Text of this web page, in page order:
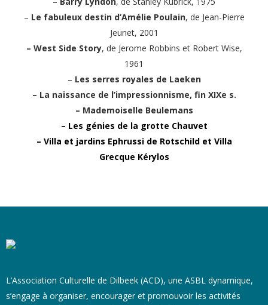
– Le fabuleux destin d’Amélie Poulain, de Jean-Pierre
Jeunet, 2001
– West Side Story, de Jerome Robbins et Robert Wise,
1961
– Les serres royales de Laeken
– La naissance de l’impressionnisme, fin XIXe s.
– Mademoiselle Beulemans
– Les génies de la grotte Chauvet
– Villa et jardins Ephrussi de Rotschild et Villa
Grecque Kérylos
L’Association Culturelle de Dilbeek (ACD), une ASBL dynamique,
s’engage à organiser, encourager et promouvoir les activités